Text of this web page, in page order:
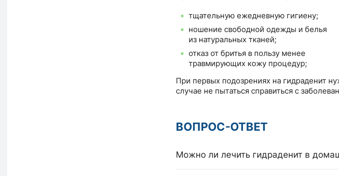
тщательную ежедневную гигиену;
ношение свободной одежды и белья
из натуральных тканей;
отказ от бритья в пользу менее
травмирующих кожу процедур;
При первых подозрениях на гидраденит
случае не пытаться справиться с
ВОПРОС-ОТВЕТ
Можно ли лечить гидраденит в